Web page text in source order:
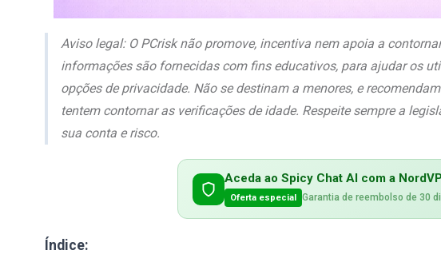
Aviso legal: O PCrisk não promove, incentiva nem apoia a
informações são fornecidas com fins educativos, para ajudar os
opções de privacidade. Não se destinam a menores, e
tentem contornar as verificações de idade. Respeite sempre a
sua conta e risco.
Aceda ao Spicy Chat AI com a
Oferta especial Garantia de reembolso de 30
Índice: